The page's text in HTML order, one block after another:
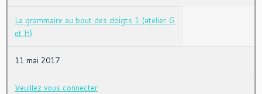
La grammaire au bout des doigts 1 (atelier G
et H)
11 mai 2017
Veuillez vous connecter